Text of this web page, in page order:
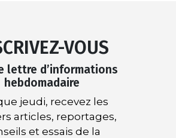
VOUS
lettre d’informations
hebdomadaire
jeudi, recevez les
articles, reportages,
et essais de la